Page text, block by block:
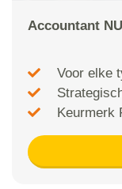
Accountant
Voor elke
Keurmerk